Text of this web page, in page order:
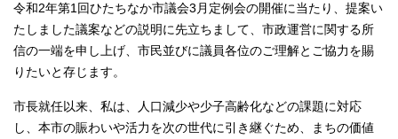
令和2年第1回ひたちなか市議会3月定例会の開催に当たり、提案い
たしました議案などの説明に先立ちまして、市政運営に関する所
信の一端を申し上げ、市民並びに議員各位のご理解とご協力を賜
りたいと存じます。
市長就任以来、私は、人口減少や少子高齢化などの課題に対応
し、本市の賑わいや活力を次の世代に引き継ぐため、まちの価値